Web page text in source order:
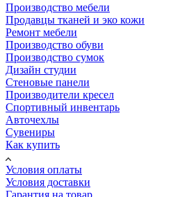
Производство мебели
Продавцы тканей и эко кожи
Ремонт мебели
Производство обуви
Производство сумок
Дизайн студии
Стеновые панели
Производители кресел
Спортивный инвентарь
Авточехлы
Сувениры
Как купить
Условия оплаты
Условия доставки
Гарантия на товар